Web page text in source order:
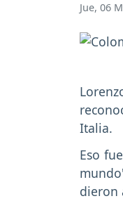
Jue, 06
Italia.
Eso
dieron